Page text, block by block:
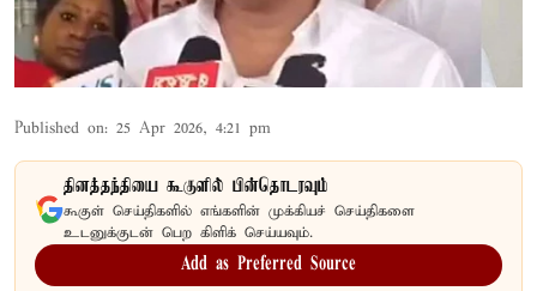
Published on: 25 Apr 2026, 4:21 pm
தினத்தந்தியை கூகுளில் பின்தொடரவும்
கூகுள் செய்திகளில் எங்களின் முக்கியச் செய்திகளை
உடனுக்குடன் பெற கிளிக் செய்யவும்.
Add as Preferred Source